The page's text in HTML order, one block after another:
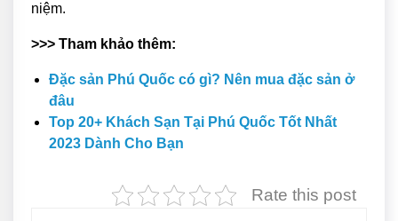
niệm.
>>> Tham khảo thêm:
Đặc sản Phú Quốc có gì? Nên mua đặc sản ở
đâu
Top 20+ Khách Sạn Tại Phú Quốc Tốt Nhất
2023 Dành Cho Bạn
Rate this post